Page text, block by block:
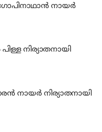
നായര്‍
നിര്യാതനായി
നായര്‍ നിര്യാതനായി